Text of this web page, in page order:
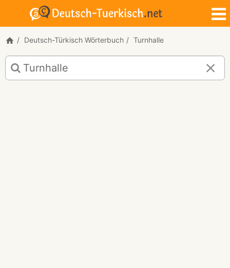
Deutsch-Türkisch Wörterbuch Turnhalle
Deutsch-
Türkisch
Übersetzung